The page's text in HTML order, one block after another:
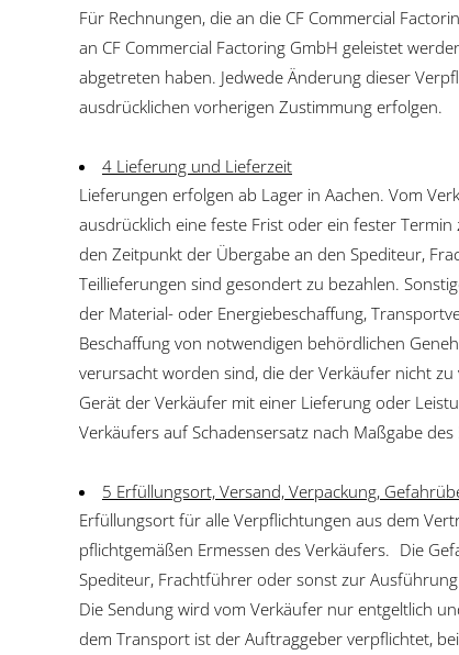
Für Rechnungen, die an die CF Commercial
an CF Commercial Factoring GmbH geleistet
abgetreten haben. Jedwede Änderung dieser
ausdrücklichen vorherigen Zustimmung erfolgen.
4 Lieferung und Lieferzeit
Lieferungen erfolgen ab Lager in Aachen. Vom
ausdrücklich eine feste Frist oder ein fester
den Zeitpunkt der Übergabe an den Spediteur,
Teillieferungen sind gesondert zu bezahlen.
der Material- oder Energiebeschaffung,
Beschaffung von notwendigen behördlichen
verursacht worden sind, die der Verkäufer nicht
Gerät der Verkäufer mit einer Lieferung oder
Verkäufers auf Schadensersatz nach Maßgabe
5 Erfüllungsort, Versand, Verpackung,
Erfüllungsort für alle Verpflichtungen aus dem
pflichtgemäßen Ermessen des Verkäufers. Die
Spediteur, Frachtführer oder sonst zur
Die Sendung wird vom Verkäufer nur entgeltlich
dem Transport ist der Auftraggeber verpflichtet,